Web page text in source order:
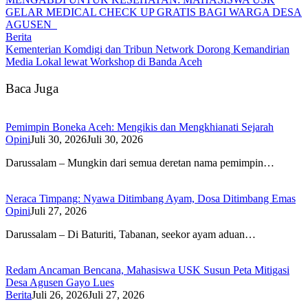
GELAR MEDICAL CHECK UP GRATIS BAGI WARGA DESA
AGUSEN
Berita
Kementerian Komdigi dan Tribun Network Dorong Kemandirian
Media Lokal lewat Workshop di Banda Aceh
Baca Juga
Pemimpin Boneka Aceh: Mengikis dan Mengkhianati Sejarah
OpiniJuli 30, 2026Juli 30, 2026
Darussalam – Mungkin dari semua deretan nama pemimpin…
Neraca Timpang: Nyawa Ditimbang Ayam, Dosa Ditimbang Emas
OpiniJuli 27, 2026
Darussalam – Di Baturiti, Tabanan, seekor ayam aduan…
Redam Ancaman Bencana, Mahasiswa USK Susun Peta Mitigasi
Desa Agusen Gayo Lues
BeritaJuli 26, 2026Juli 27, 2026